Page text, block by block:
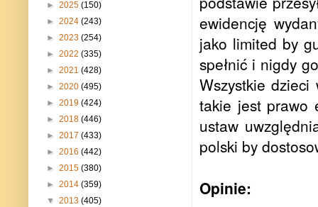
ewidencję
jako limited by
spełnić i nigdy
Wszystkie
takie jest prawo
ustaw
polski by
Opinie:
► 2025 (150)
► 2024 (243)
► 2023 (254)
► 2022 (335)
► 2021 (428)
► 2020 (495)
► 2019 (424)
► 2018 (446)
► 2017 (433)
► 2016 (442)
► 2015 (380)
► 2014 (359)
▼ 2013 (405)